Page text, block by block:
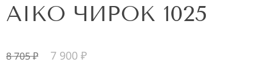
AIKO ЧИРОК 1025
8 705₽ 7 900 ₽